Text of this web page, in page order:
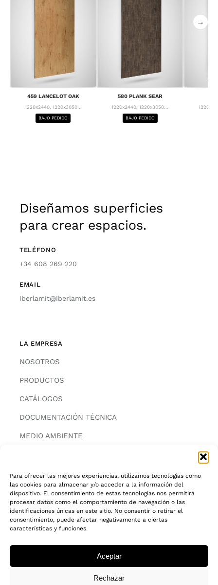
Para ofrecer las mejores experiencias, utilizamos tecnologías como
las cookies para almacenar y/o acceder a la información del
dispositivo. El consentimiento de estas tecnologías nos permitirá
procesar datos como el comportamiento de navegación o las
identificaciones únicas en este sitio. No consentir o retirar el
consentimiento, puede afectar negativamente a ciertas
características y funciones.
Aceptar
Rechazar
459 LANCELOT OAK
1220x2440, 1220x3050...
BAJO PEDIDO
580 PLANK SEAR
1220x2440, 1220x3050...
BAJO PEDIDO
→
Diseñamos superficies
para crear espacios.
TELÉFONO
+34 608 269 220
EMAIL
iberlamit@iberlamit.es
LA EMPRESA
NOSOTROS
PRODUCTOS
CATÁLOGOS
DOCUMENTACIÓN TÉCNICA
MEDIO AMBIENTE
INFORMACIÓN
AVISO LEGAL
POLITICA DE PRIVACIDAD
CADENA DE CUSTODIA FSC®